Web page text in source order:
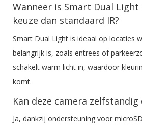
Wanneer is Smart Dual
keuze dan standaard IR?
Smart Dual Light is ideaal op locaties
belangrijk is, zoals entrees of
schakelt warm licht in, waardoor
komt.
Kan deze camera zelfstandig
Ja, dankzij ondersteuning voor